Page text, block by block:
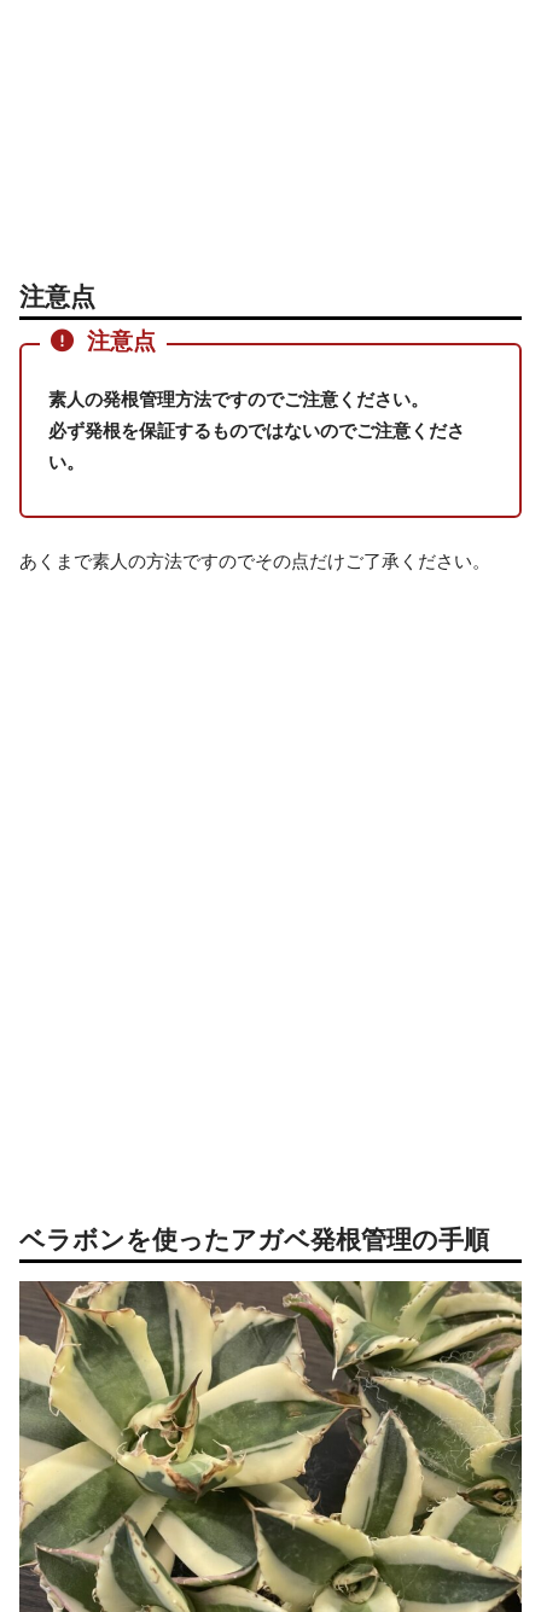
注意点
注意点
素人の発根管理方法ですのでご注意ください。
必ず発根を保証するものではないのでご注意くださ
い。
あくまで素人の方法ですのでその点だけご了承ください。
ベラボンを使ったアガベ発根管理の手順